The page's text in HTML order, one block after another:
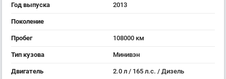
Год выпуска 2013
Поколение
Пробег 108000 км
Тип кузова Минивэн
Двигатель 2.0 л / 165 л.с. / Дизель